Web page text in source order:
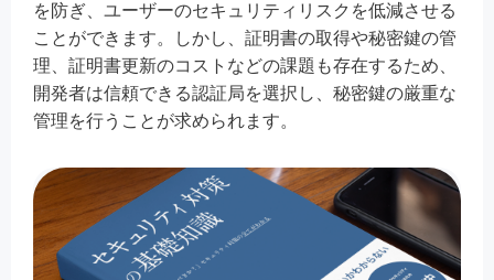
を防ぎ、ユーザーのセキュリティリスクを低減させる
ことができます。しかし、証明書の取得や秘密鍵の管
理、証明書更新のコストなどの課題も存在するため、
開発者は信頼できる認証局を選択し、秘密鍵の厳重な
管理を行うことが求められます。